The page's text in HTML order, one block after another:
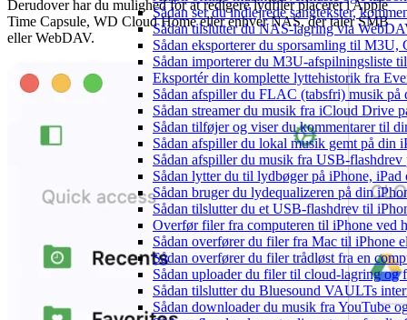
Sådan ser du indlejrede sangtekster,
Sådan tilslutter du NAS-lagring via
Sådan eksporterer du sporsamling til
Sådan importerer du M3U-afspilningsliste
Eksportér din komplette lyttehistorik fra
Sådan afspiller du FLAC (tabsfri) musik på
Sådan streamer du musik fra iCloud Drive
Sådan tilføjer og viser du kommentarer til
Sådan afspiller du lokal musik gemt på din
Sådan afspiller du musik fra USB-
Sådan lytter du til lydbøger på iPhone,
Sådan bruger du lydequalizeren på din
Sådan tilslutter du et USB-flashdrev til
Overfør filer fra computeren til iPhone
Sådan overfører du filer fra Mac til iPhone
Sådan overfører du filer trådløst fra en
Sådan uploader du filer til cloud-lagring
Sådan tilslutter du Bluesound VAULTs
Sådan downloader du musik fra YouTube
Derudover har du mulighed for at redigere lydfiler placeret i Apple
Time Capsule, WD Cloud Home eller enhver NAS, der taler SMB
eller WebDAV.